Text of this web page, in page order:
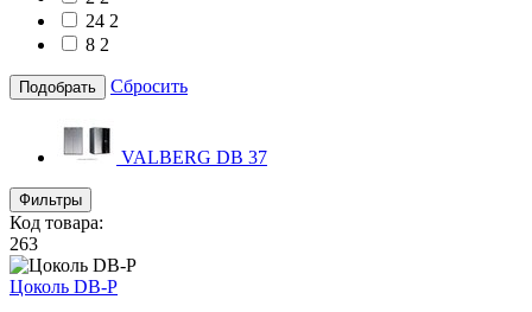
24 2
8 2
Подобрать Сбросить
VALBERG DB 37
Фильтры
Код товара:
263
Цоколь DB-P